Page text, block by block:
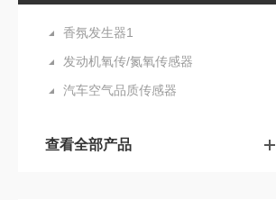
香氛发生器1
发动机氧传/氮氧传感器
汽车空气品质传感器
查看全部产品